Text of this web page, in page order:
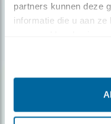
partners kunnen deze
informatie die u aan